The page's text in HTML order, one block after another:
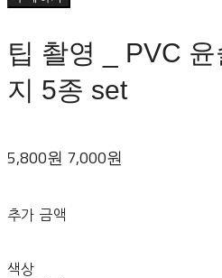
팁 촬영 _ PVC
지 5종 set
5,800원 7,000원
추가 금액
색상